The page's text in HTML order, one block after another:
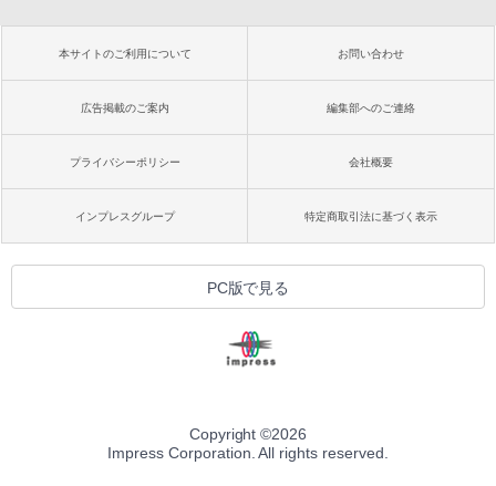
本サイトのご利用について お問い合わせ
広告掲載のご案内 編集部へのご連絡
プライバシーポリシー 会社概要
インプレスグループ 特定商取引法に基づく表示
PC版で見る
Copyright ©2026
Impress Corporation. All rights reserved.